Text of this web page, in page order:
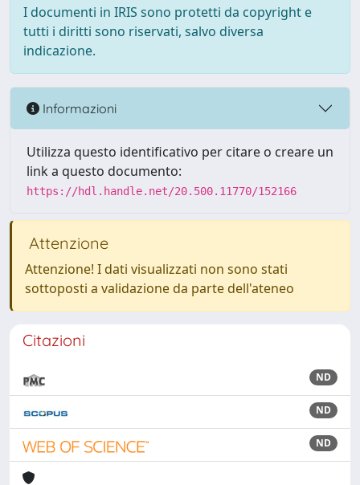
I documenti in IRIS sono protetti da copyright e
tutti i diritti sono riservati, salvo diversa
indicazione.
Informazioni
Utilizza questo identificativo per citare o creare un
link a questo documento:
https://hdl.handle.net/20.500.11770/152166
Attenzione
Attenzione! I dati visualizzati non sono stati
sottoposti a validazione da parte dell'ateneo
Citazioni
ND
ND
ND